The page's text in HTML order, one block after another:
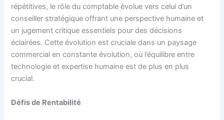
répétitives, le rôle du comptable évolue vers celui d’un
conseiller stratégique offrant une perspective humaine et
un jugement critique essentiels pour des décisions
éclairées. Cette évolution est cruciale dans un paysage
commercial en constante évolution, où l’équilibre entre
technologie et expertise humaine est de plus en plus
crucial.
Défis de Rentabilité